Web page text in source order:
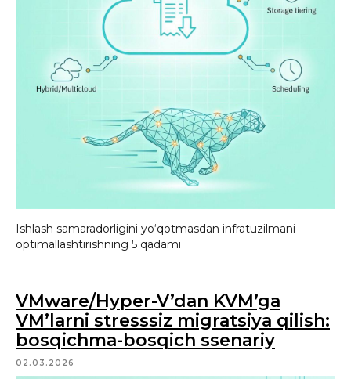
Ishlash samaradorligini yo‘qotmasdan infratuzilmani
optimallashtirishning 5 qadami
VMware/Hyper-V’dan KVM’ga
VM’larni stresssiz migratsiya qilish:
bosqichma-bosqich ssenariy
02.03.2026